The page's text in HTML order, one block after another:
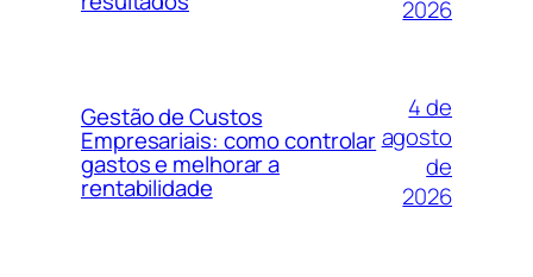
2026
Gestão de Custos
Empresariais: como controlar
gastos e melhorar a
rentabilidade
4 de
agosto
de
2026